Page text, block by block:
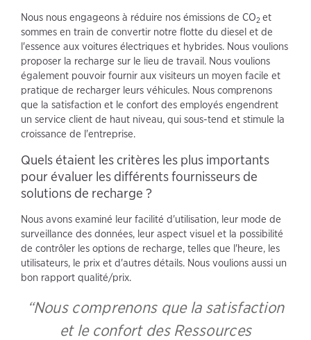
Nous nous engageons à réduire nos émissions de CO2 et
sommes en train de convertir notre flotte du diesel et de
l'essence aux voitures électriques et hybrides. Nous voulions
proposer la recharge sur le lieu de travail. Nous voulions
également pouvoir fournir aux visiteurs un moyen facile et
pratique de recharger leurs véhicules. Nous comprenons
que la satisfaction et le confort des employés engendrent
un service client de haut niveau, qui sous-tend et stimule la
croissance de l'entreprise.
Quels étaient les critères les plus importants
pour évaluer les différents fournisseurs de
solutions de recharge ?
Nous avons examiné leur facilité d'utilisation, leur mode de
surveillance des données, leur aspect visuel et la possibilité
de contrôler les options de recharge, telles que l'heure, les
utilisateurs, le prix et d'autres détails. Nous voulions aussi un
bon rapport qualité/prix.
“Nous comprenons que la satisfaction
et le confort des Ressources